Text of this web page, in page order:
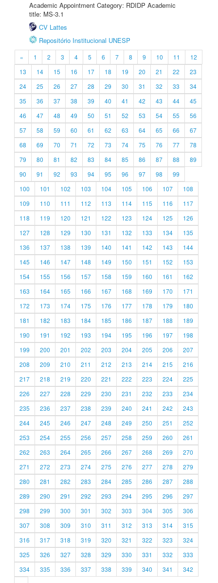
Academic Appointment Category: RDIDP Academic
title: MS-3.1
CV Lattes
Repositório Institucional UNESP
« 1 2 3 4 5 6 7 8 9 10 11
12
13
14 15 16 17 18 19 20 21 22
23
24
25 26 27 28 29 30 31 32 33
34
35
36 37 38 39 40 41 42 43 44
45
46
47 48 49 50 51 52 53 54 55
56
57
58 59 60 61 62 63 64 65 66
67
68
69 70 71 72 73 74 75 76 77
78
79
80 81 82 83 84 85 86 87 88
89
90
91 92 93 94 95 96 97 98
99
100
101 102 103 104 105 106 107
108
109
110 111 112 113 114 115 116
117
118
119 120 121 122 123 124 125
126
127
128 129 130 131 132 133 134
135
136
137 138 139 140 141 142 143
144
145
146 147 148 149 150 151 152
153
154
155 156 157 158 159 160 161
162
163
164 165 166 167 168 169 170
171
172
173 174 175 176 177 178 179
180
181
182 183 184 185 186 187 188
189
190
191 192 193 194 195 196 197
198
199
200 201 202 203 204 205 206
207
208
209 210 211 212 213 214 215
216
217
218 219 220 221 222 223 224
225
226
227 228 229 230 231 232 233
234
235
236 237 238 239 240 241 242
243
244
245 246 247 248 249 250 251
252
253
254 255 256 257 258 259 260
261
262
263 264 265 266 267 268 269
270
271
272 273 274 275 276 277 278
279
280
281 282 283 284 285 286 287
288
289
290 291 292 293 294 295 296
297
298
299 300 301 302 303 304 305
306
307
308 309 310 311 312 313 314
315
316
317 318 319 320 321 322 323
324
325
326 327 328 329 330 331 332
333
334
335 336 337 338 339 340 341
342